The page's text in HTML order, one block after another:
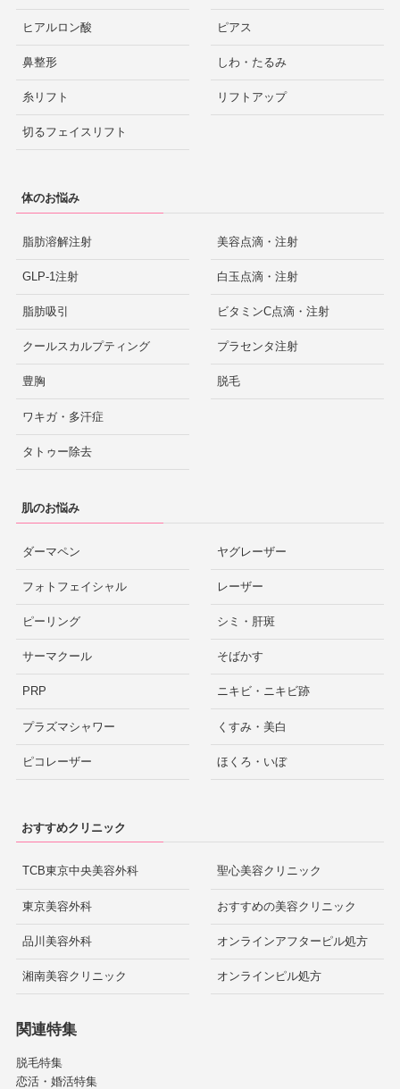
ヒアルロン酸
鼻整形
糸リフト
切るフェイスリフト
ピアス
しわ・たるみ
リフトアップ
体のお悩み
脂肪溶解注射
GLP-1注射
脂肪吸引
クールスカルプティング
豊胸
ワキガ・多汗症
タトゥー除去
美容点滴・注射
白玉点滴・注射
ビタミンC点滴・注射
プラセンタ注射
脱毛
肌のお悩み
ダーマペン
フォトフェイシャル
ピーリング
サーマクール
PRP
プラズマシャワー
ピコレーザー
ヤグレーザー
レーザー
シミ・肝斑
そばかす
ニキビ・ニキビ跡
くすみ・美白
ほくろ・いぼ
おすすめクリニック
TCB東京中央美容外科
東京美容外科
品川美容外科
湘南美容クリニック
聖心美容クリニック
おすすめの美容クリニック
オンラインアフターピル処方
オンラインピル処方
関連特集
脱毛特集
恋活・婚活特集